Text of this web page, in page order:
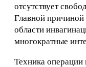
отсутствует
Главной причиной
области
многократные
Техника